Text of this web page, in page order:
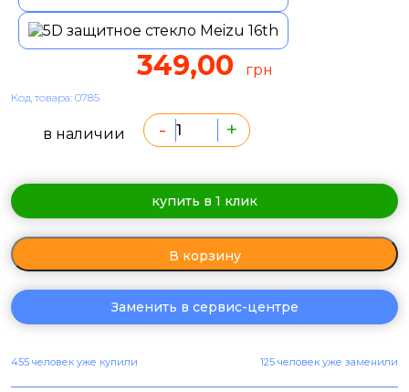
349,00 грн
Код товара: 0785
в наличии - +
купить в 1 клик
В корзину
Заменить в сервис-центре
455 человек уже купили 125 человек уже заменили